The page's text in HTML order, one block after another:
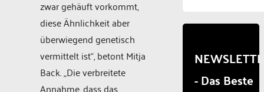
zwar gehäuft vorkommt,
diese Ähnlichkeit aber
überwiegend genetisch
vermittelt ist“, betont Mitja
Back. „Die verbreitete
Annahme, dass das
due to
that
are
not
disclosed
- Das Beste